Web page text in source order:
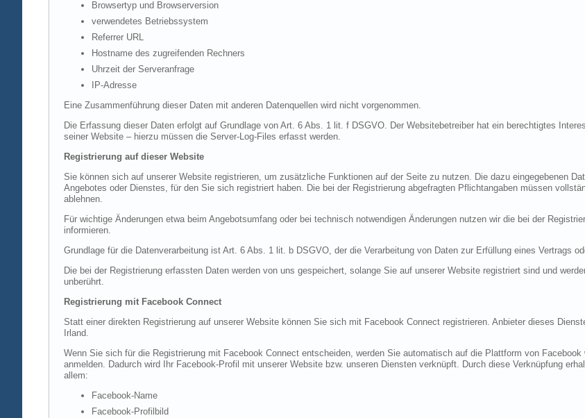
Browsertyp und Browserversion
verwendetes Betriebssystem
Referrer URL
Hostname des zugreifenden Rechners
Uhrzeit der Serveranfrage
IP-Adresse
Eine Zusammenführung dieser Daten mit anderen Datenquellen wird nicht vorgenommen.
Die Erfassung dieser Daten erfolgt auf Grundlage von Art. 6 Abs. 1 lit. f DSGVO. Der Websitebetreiber hat ein berechtigtes
seiner Website – hierzu müssen die Server-Log-Files erfasst werden.
Registrierung auf dieser Website
Sie können sich auf unserer Website registrieren, um zusätzliche Funktionen auf der Seite zu nutzen. Die dazu eingegebenen
Angebotes oder Dienstes, für den Sie sich registriert haben. Die bei der Registrierung abgefragten Pflichtangaben müssen
ablehnen.
Für wichtige Änderungen etwa beim Angebotsumfang oder bei technisch notwendigen Änderungen nutzen wir die bei der
informieren.
Grundlage für die Datenverarbeitung ist Art. 6 Abs. 1 lit. b DSGVO, der die Verarbeitung von Daten zur Erfüllung eines Vertrags
Die bei der Registrierung erfassten Daten werden von uns gespeichert, solange Sie auf unserer Website registriert sind und
unberührt.
Registrierung mit Facebook Connect
Statt einer direkten Registrierung auf unserer Website können Sie sich mit Facebook Connect registrieren. Anbieter dieses
Irland.
Wenn Sie sich für die Registrierung mit Facebook Connect entscheiden, werden Sie automatisch auf die Plattform von
anmelden. Dadurch wird Ihr Facebook-Profil mit unserer Website bzw. unseren Diensten verknüpft. Durch diese Verknüpfung
allem:
Facebook-Name
Facebook-Profilbild